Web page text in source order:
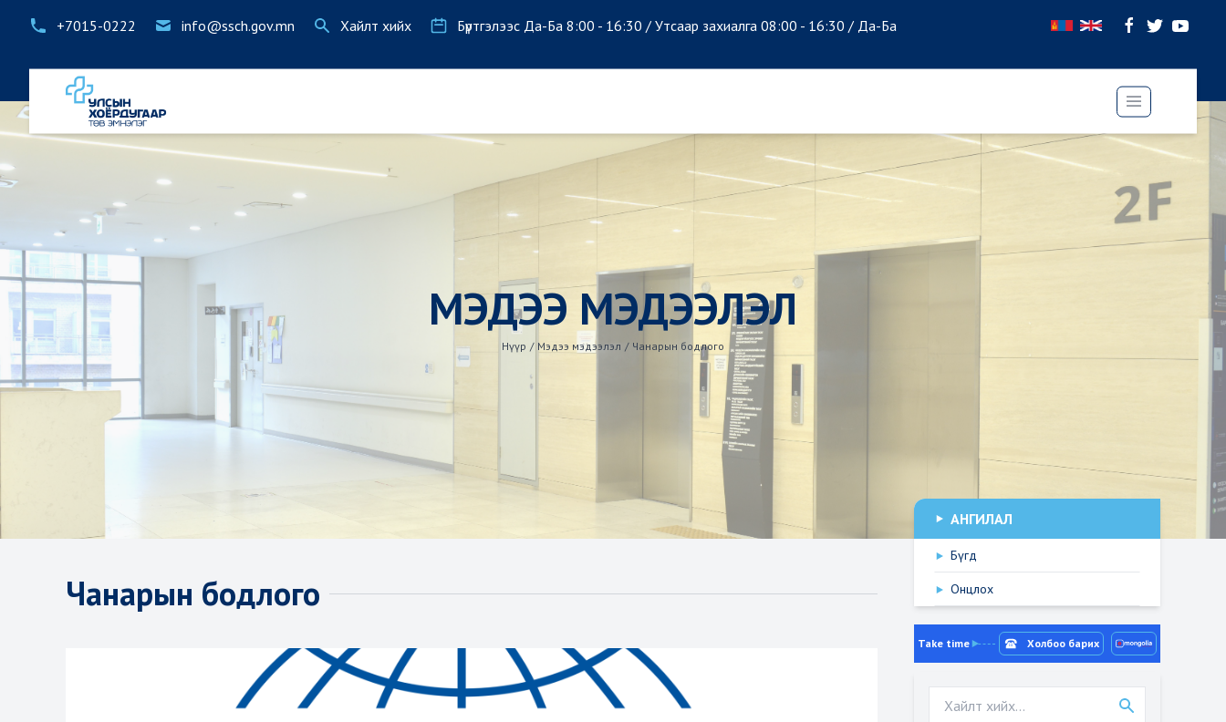
+7015-0222 info@ssch.gov.mn Хайлт хийх Бүртгэлээс Да-Ба 8:00 - 16:30 / Утсаар захиалга 08:00 - 16:30 / Да-Ба
МЭДЭЭ МЭДЭЭЛЭЛ
Нүүр / Мэдээ мэдээлэл / Чанарын бодлого
Чанарын бодлого
АНГИЛАЛ
Бүгд
Онцлох
Take time Холбоо барих